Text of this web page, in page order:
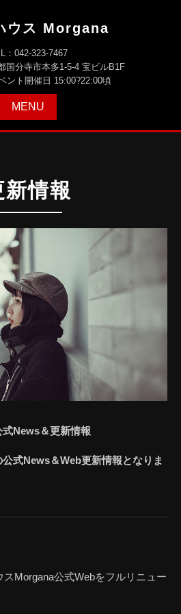
ウス Morgana
：042-323-7467
国分寺市本多1-5-4 宝ビルB1F
ント開催日 15:00?22:00頃
MENU
新情報
News＆更新情報
式News＆Web更新情報となりま
公式Webをフルリニュー